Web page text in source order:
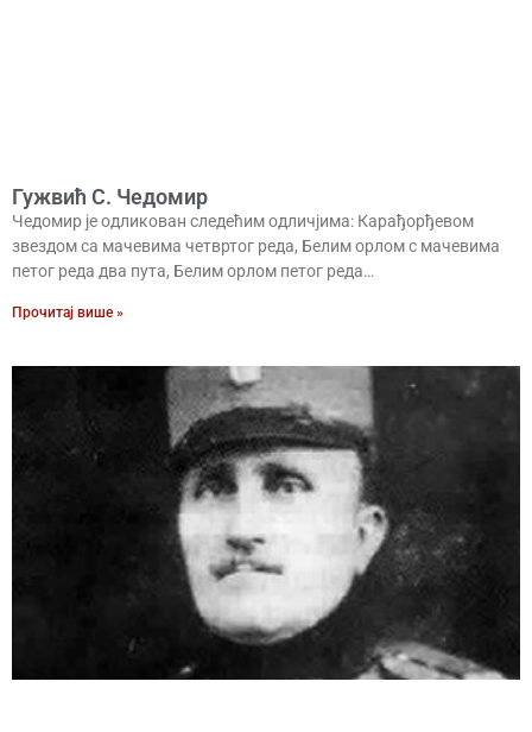
Гужвић С. Чедомир
Чедомир је одликован следећим одличјима: Карађорђевом
звездом са мачевима четвртог реда, Белим орлом с мачевима
петог реда два пута, Белим орлом петог реда…
Прочитај више »